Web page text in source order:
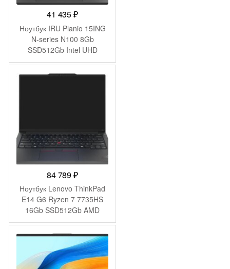
41 435₽
Ноутбук IRU Planio 15ING
N-series N100 8Gb
SSD512Gb Intel UHD
Graphics 15.6″ IPS FHD
(1920×1080) FreeDOS
84 789₽
Ноутбук Lenovo ThinkPad
E14 G6 Ryzen 7 7735HS
16Gb SSD512Gb AMD
Radeon 680M 14″ IPS
WUXGA (1920×1200) без
ОС black WiFi BT Cam
(21M3S05S00)